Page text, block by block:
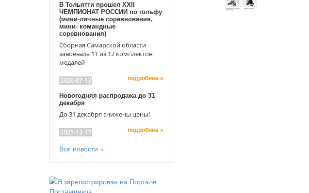
В Тольятти прошел XXII
ЧЕМПИОНАТ РОССИИ по гольфу
(мини-личные соревнования,
мини- командные
соревнования)
Сборная Самарской области
завоевала 11 из 12 комплектов
медалей
2026-07-13 подробнее »
Новогодняя распродажа до 31
декабря
До 31 декабря снижены цены!
2025-12-17 подробнее »
Все новости »